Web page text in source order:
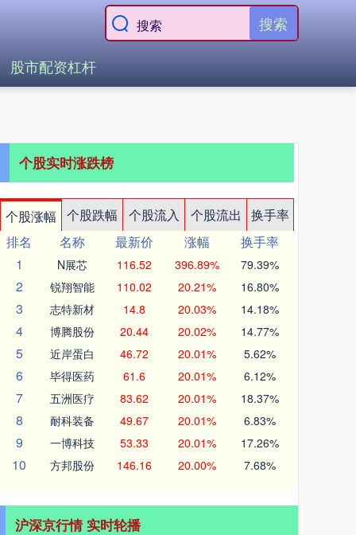
搜索
股市配资杠杆
个股实时涨跌榜
个股涨幅 个股跌幅 个股流入 个股流出
换手率
排名
名称 最新价 涨幅
换手率
1
N展芯 116.52 396.89% 79.39%
2 锐翔智能 110.02 20.21% 16.80%
3 志特新材 14.8 20.03% 14.18%
4 博腾股份 20.44 20.02% 14.77%
5 近岸蛋白 46.72 20.01% 5.62%
6 毕得医药 61.6 20.01% 6.12%
7 五洲医疗 83.62 20.01% 18.37%
8 耐科装备 49.67 20.01% 6.83%
9 一博科技 53.33 20.01% 17.26%
10 方邦股份 146.16 20.00% 7.68%
沪深京行情 实时轮播